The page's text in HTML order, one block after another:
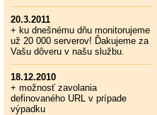
20.3.2011
+ ku dnešnému dňu monitorujeme
už 20 000 serverov! Ďakujeme za
Vašu dôveru v našu službu.
18.12.2010
+ možnosť zavolania
definovaného URL v prípade
výpadku